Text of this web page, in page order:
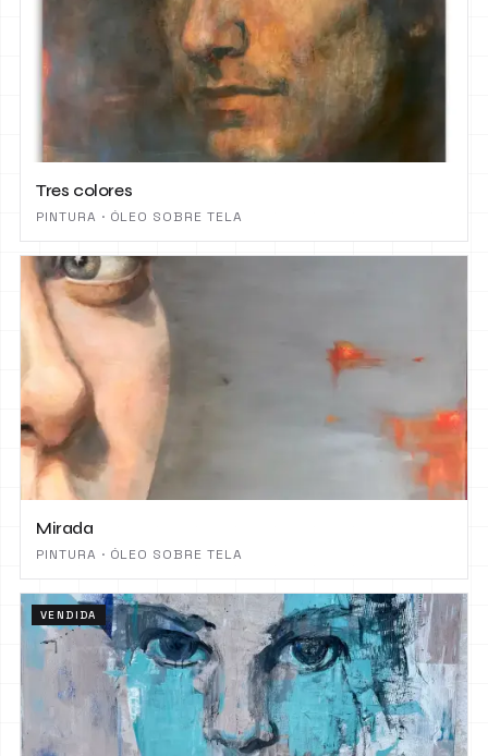
Tres colores
PINTURA · ÓLEO SOBRE TELA
Mirada
PINTURA · ÓLEO SOBRE TELA
VENDIDA